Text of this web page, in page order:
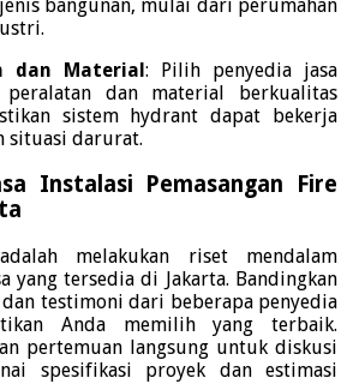
bangunan, mulai dari perumahan
dan Material: Pilih penyedia jasa
peralatan dan material berkualitas
sistem hydrant dapat bekerja
situasi darurat.
Instalasi Pemasangan Fire
melakukan riset mendalam
yang tersedia di Jakarta. Bandingkan
testimoni dari beberapa penyedia
Anda memilih yang terbaik.
pertemuan langsung untuk diskusi
spesifikasi proyek dan estimasi